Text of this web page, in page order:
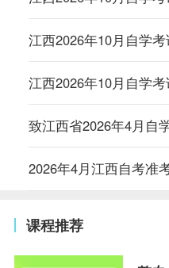
江西2026年10月自学
江西2026年10月自学
致江西省2026年4月自
2026年4月江西自考准
课程推荐